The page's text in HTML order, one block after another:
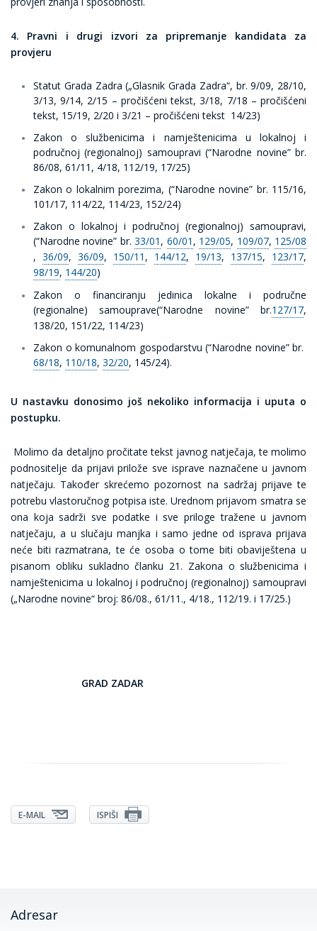
4. Pravni i drugi izvori za pripremanje kandidata za
provjeru
Statut Grada Zadra („Glasnik Grada Zadra“, br. 9/09, 28/10,
3/13, 9/14, 2/15 – pročišćeni tekst, 3/18, 7/18 – pročišćeni
tekst, 15/19, 2/20 i 3/21 – pročišćeni tekst 14/23)
Zakon o službenicima i namještenicima u lokalnoj i
područnoj (regionalnoj) samoupravi (“Narodne novine” br.
86/08, 61/11, 4/18, 112/19, 17/25)
Zakon o lokalnim porezima, (“Narodne novine” br. 115/16,
101/17, 114/22, 114/23, 152/24)
Zakon o lokalnoj i područnoj (regionalnoj) samoupravi,
(“Narodne novine” br.33/01 , 60/01 , 129/05, 109/07, 125/08
, 36/09, 36/09, 150/11 , 144/12, 19/13, 137/15, 123/17,
98/19, 144/20)
Zakon o financiranju jedinica lokalne i područne
(regionalne) samouprave(“Narodne novine” br.127/17,
138/20, 151/22, 114/23)
Zakon o komunalnom gospodarstvu (“Narodne novine” br.
68/18, 110/18, 32/20, 145/24).
U nastavku donosimo još nekoliko informacija i uputa o
postupku.
Molimo da detaljno pročitate tekst javnog natječaja, te molimo
podnositelje da prijavi prilože sve isprave naznačene u javnom
natječaju. Također skrećemo pozornost na sadržaj prijave te
potrebu vlastoručnog potpisa iste. Urednom prijavom smatra se
ona koja sadrži sve podatke i sve priloge tražene u javnom
natječaju, a u slučaju manjka i samo jedne od isprava prijava
neće biti razmatrana, te će osoba o tome biti obaviještena u
pisanom obliku sukladno članku 21. Zakona o službenicima i
namještenicima u lokalnoj i područnoj (regionalnoj) samoupravi
(„Narodne novine“ broj: 86/08., 61/11., 4/18., 112/19. i 17/25.)
GRAD ZADAR
E-MAIL ISPIŠI
Adresar